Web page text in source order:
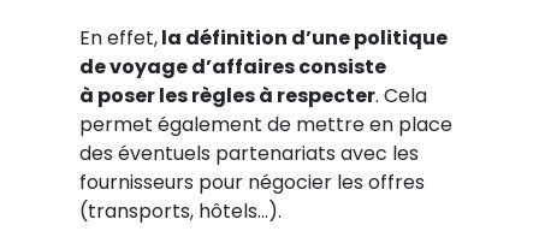
En effet,la définition d’une politique
de voyage d’affairesconsiste
à poser les règles à respecter. Cela
permet également de mettre en place
des éventuels partenariats avec les
fournisseurs pour négocier les offres
(transports, hôtels…).